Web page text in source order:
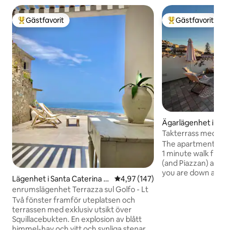
Populär gästfavorit
Gästfavorit
Lägenhet i Santa Caterina d
ello Ionio
4,97 av 5 i genomsnittligt
4,97 (147)
enrumslägenhet Terrazza sul Golfo - Lt
Två fönster framför uteplatsen och
terrassen med exklusiv utsikt över
Squillacebukten. En explosion av blått
Populär
Gästfavorit
Ägarlägenhet i
Takterrass med
Pizzo
The apartment is
1 minute walk
(and Piazzan)
you are down at